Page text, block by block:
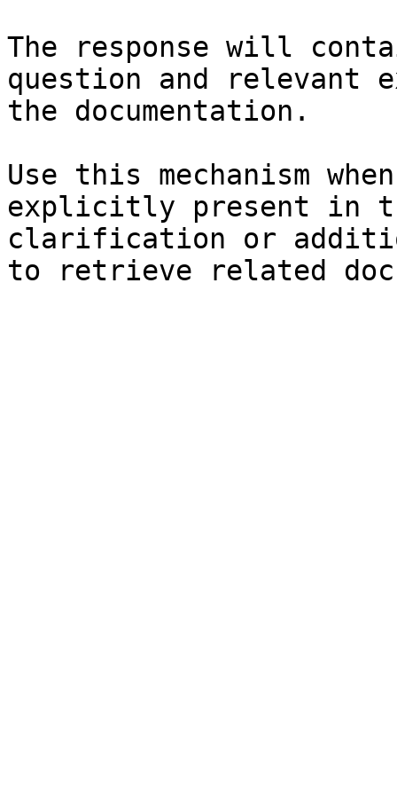
The response will
question and relevant
the documentation.
Use this mechanism
explicitly present in
clarification or